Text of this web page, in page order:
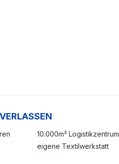
10.000m² Logistikzentrum
eigene Textilwerkstatt